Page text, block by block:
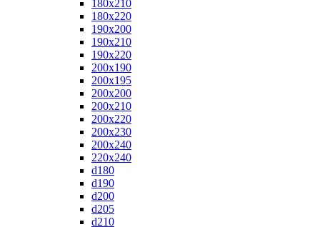
180x210
180x220
190x200
190x210
190x220
200x190
200x195
200x200
200x210
200x220
200x230
200x240
220x240
d180
d190
d200
d205
d210